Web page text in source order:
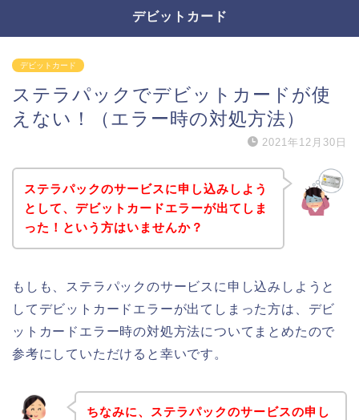
デビットカード
デビットカード
ステラパックでデビットカードが使
えない！（エラー時の対処方法）
2021年12月30日
ステラパックのサービスに申し込みしよう
として、デビットカードエラーが出てしま
った！という方はいませんか？
もしも、ステラパックのサービスに申し込みしようと
してデビットカードエラーが出てしまった方は、デビ
ットカードエラー時の対処方法についてまとめたので
参考にしていただけると幸いです。
ちなみに、ステラパックのサービスの申し